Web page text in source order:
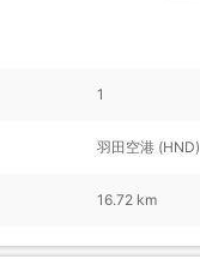
1
羽田空港 (HND)
16.72 km